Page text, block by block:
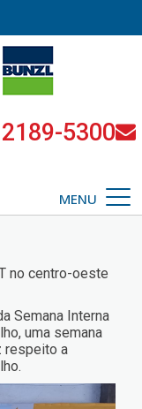
5300
MENU
no centro-oeste
Semana Interna
uma semana
respeito a